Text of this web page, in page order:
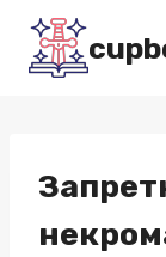
Перейти
содержимому